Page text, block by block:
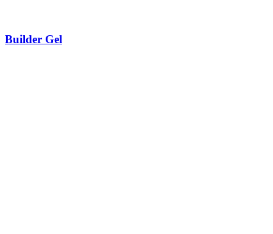
Builder Gel